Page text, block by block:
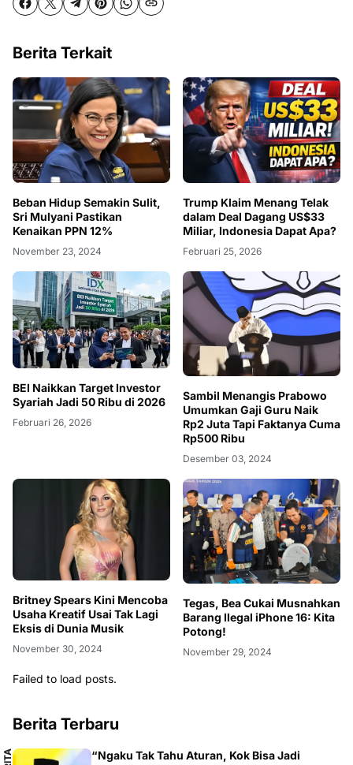
Berita Terkait
Beban Hidup Semakin Sulit,
Sri Mulyani Pastikan
Kenaikan PPN 12%
November 23, 2024
Trump Klaim Menang Telak
dalam Deal Dagang US$33
Miliar, Indonesia Dapat Apa?
Februari 25, 2026
BEI Naikkan Target Investor
Syariah Jadi 50 Ribu di 2026
Februari 26, 2026
Sambil Menangis Prabowo
Umumkan Gaji Guru Naik
Rp2 Juta Tapi Faktanya Cuma
Rp500 Ribu
Desember 03, 2024
Britney Spears Kini Mencoba
Usaha Kreatif Usai Tak Lagi
Eksis di Dunia Musik
November 30, 2024
Tegas, Bea Cukai Musnahkan
Barang Ilegal iPhone 16: Kita
Potong!
November 29, 2024
Failed to load posts.
Berita Terbaru
“Ngaku Tak Tahu Aturan, Kok Bisa Jadi